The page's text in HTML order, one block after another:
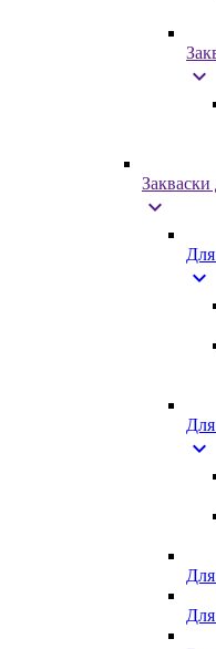
expand_more
Закваски
expand_more
expand_more
expand_more